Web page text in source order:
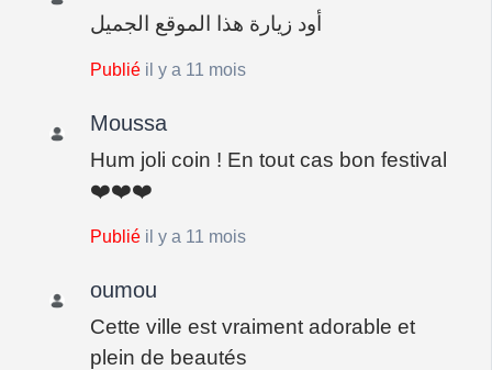
أود زيارة هذا الموقع الجميل
Publié il y a 11 mois
Moussa
Hum joli coin ! En tout cas bon festival
❤️❤️❤️
Publié il y a 11 mois
oumou
Cette ville est vraiment adorable et
plein de beautés